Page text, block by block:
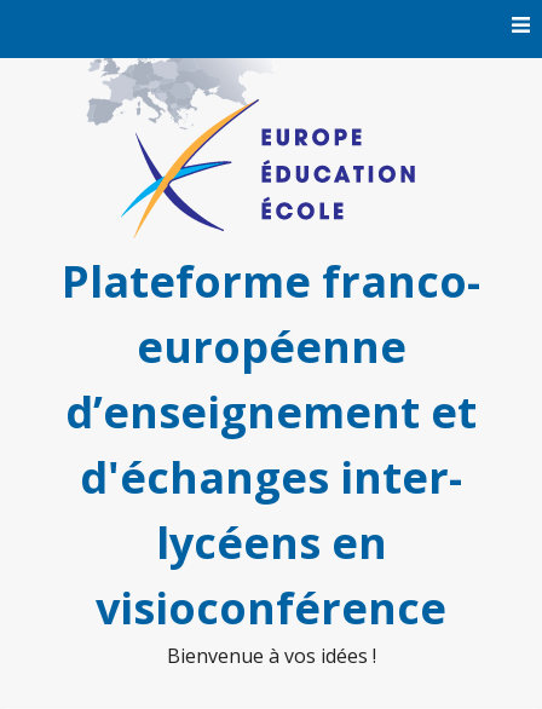
Plateforme franco-
européenne
d’enseignement et
d'échanges inter-
lycéens en
visioconférence
Bienvenue à vos idées !